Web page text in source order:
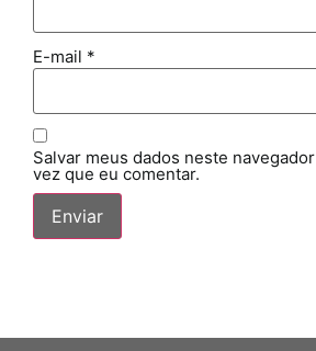
E-mail *
Salvar meus dados neste
vez que eu comentar.